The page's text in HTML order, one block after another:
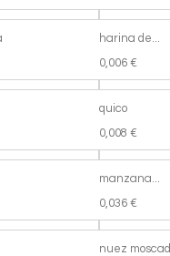
harina de...
0,006 €
quico
0,008 €
manzana...
0,036 €
nuez